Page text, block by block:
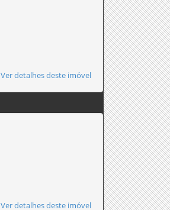
Ver detalhes deste imóvel
Ver detalhes deste imóvel